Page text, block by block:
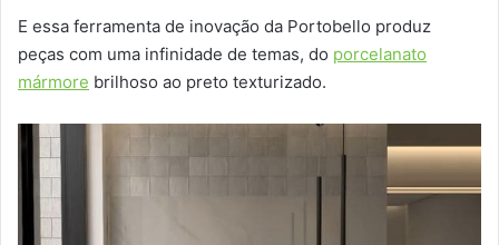
E essa ferramenta de inovação da Portobello produz
peças com uma infinidade de temas, do porcelanato
mármore brilhoso ao preto texturizado.